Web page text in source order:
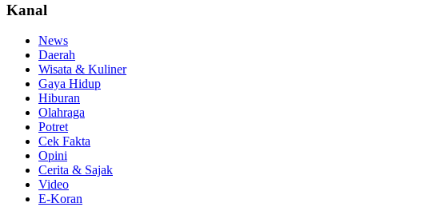
Kanal
News
Daerah
Wisata & Kuliner
Gaya Hidup
Hiburan
Olahraga
Potret
Cek Fakta
Opini
Cerita & Sajak
Video
E-Koran